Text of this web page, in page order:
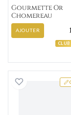
Gourmette Or
Chomereau
AJOUTER
CLUB